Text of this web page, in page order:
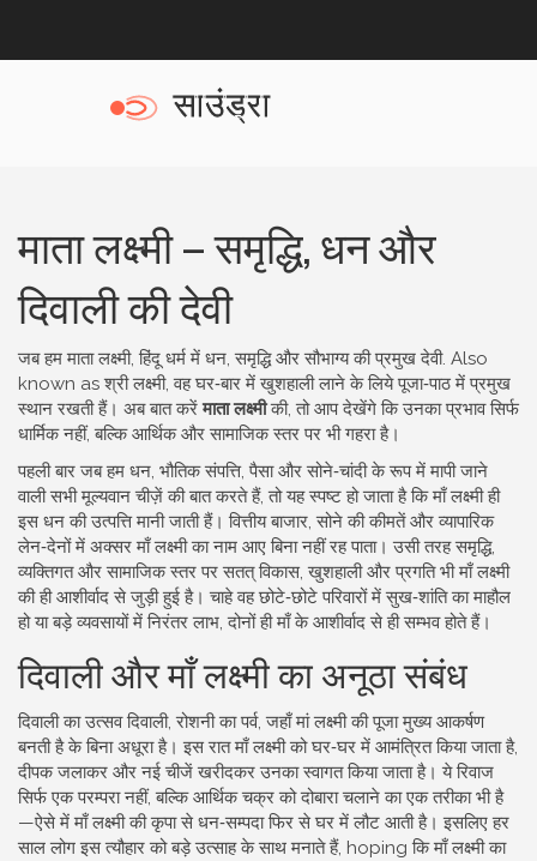
माता लक्ष्मी – समृद्धि, धन और
दिवाली की देवी
जब हममाता लक्ष्मी,हिंदू धर्म में धन, समृद्धि और सौभाग्य की प्रमुख देवी. Also
known asश्री लक्ष्मी, वह घर‑बार में खुशहाली लाने के लिये पूजा‑पाठ में प्रमुख
स्थान रखती हैं। अब बात करेंमाता लक्ष्मीकी, तो आप देखेंगे कि उनका प्रभाव सिर्फ
धार्मिक नहीं, बल्कि आर्थिक और सामाजिक स्तर पर भी गहरा है।
पहली बार जब हम धन, भौतिक संपत्ति, पैसा और सोने‑चांदी के रूप में मापी जाने
वाली सभी मूल्यवान चीज़ेंकी बात करते हैं, तो यह स्पष्ट हो जाता है कि माँ लक्ष्मी ही
इस धन की उत्पत्ति मानी जाती हैं। वित्तीय बाजार, सोने की कीमतें और व्यापारिक
लेन‑देनों में अक्सर माँ लक्ष्मी का नाम आए बिना नहीं रह पाता। उसी तरहसमृद्धि,
व्यक्तिगत और सामाजिक स्तर पर सतत् विकास, खुशहाली और प्रगतिभी माँ लक्ष्मी
की ही आशीर्वाद से जुड़ी हुई है। चाहे वह छोटे‑छोटे परिवारों में सुख‑शांति का माहौल
हो या बड़े व्यवसायों में निरंतर लाभ, दोनों ही माँ के आशीर्वाद से ही सम्भव होते हैं।
दिवाली और माँ लक्ष्मी का अनूठा संबंध
दिवाली का उत्सवदिवाली,रोशनी का पर्व, जहाँ मां लक्ष्मी की पूजा मुख्य आकर्षण
बनती हैके बिना अधूरा है। इस रात माँ लक्ष्मी को घर‑घर में आमंत्रित किया जाता है,
दीपक जलाकर और नई चीजें खरीदकर उनका स्वागत किया जाता है। ये रिवाज
सिर्फ एक परम्परा नहीं, बल्कि आर्थिक चक्र को दोबारा चलाने का एक तरीका भी है
—ऐसे में माँ लक्ष्मी की कृपा से धन‑सम्पदा फिर से घर में लौट आती है। इसलिए हर
साल लोग इस त्यौहार को बड़े उत्साह के साथ मनाते हैं, hoping कि माँ लक्ष्मी का